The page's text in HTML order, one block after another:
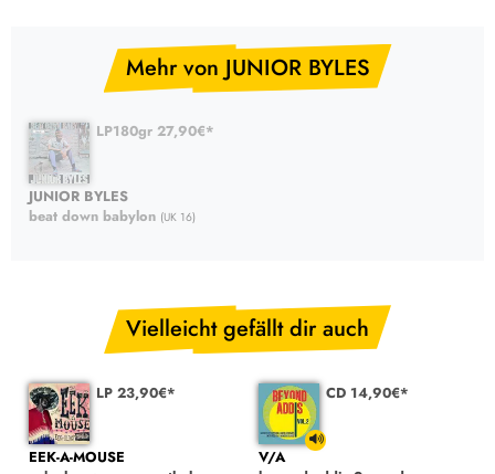
Mehr von JUNIOR BYLES
LP180gr 27,90€*
JUNIOR BYLES
beat down babylon (UK 16)
Vielleicht gefällt dir auch
LP 23,90€*
EEK-A-MOUSE
CD 14,90€*
V/A